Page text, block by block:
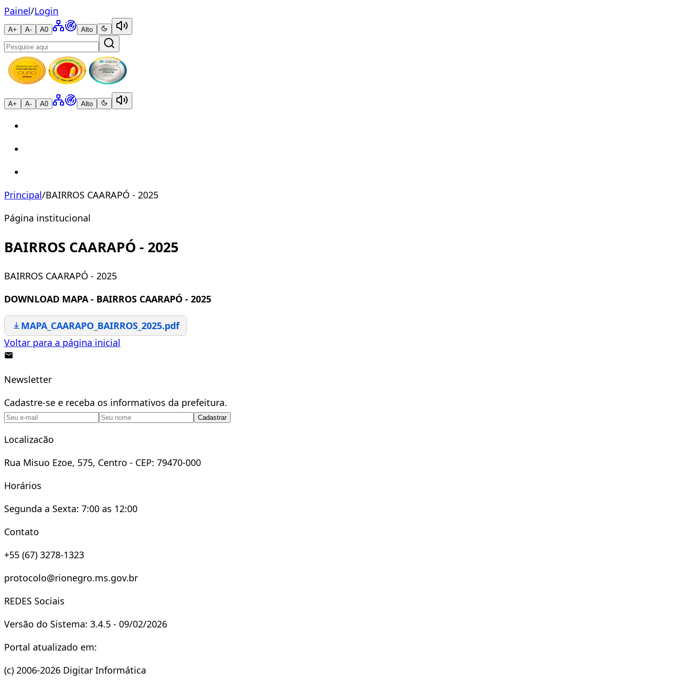
Painel/Login
A+ A- A0 Alto
A+ A- A0 Alto
Principal/BAIRROS CAARAPÓ - 2025
Página institucional
BAIRROS CAARAPÓ - 2025
BAIRROS CAARAPÓ - 2025
DOWNLOAD MAPA - BAIRROS CAARAPÓ - 2025
MAPA_CAARAPO_BAIRROS_2025.pdf
Voltar para a página inicial
Newsletter
Cadastre-se e receba os informativos da prefeitura.
Cadastrar
Localizacão
Rua Misuo Ezoe, 575, Centro - CEP: 79470-000
Horários
Segunda a Sexta: 7:00 as 12:00
Contato
+55 (67) 3278-1323
protocolo@rionegro.ms.gov.br
REDES Sociais
Versão do Sistema: 3.4.5 - 09/02/2026
Portal atualizado em:
(c) 2006-2026 Digitar Informática